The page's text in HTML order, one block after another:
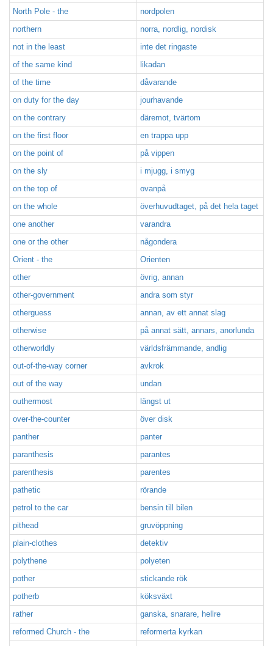
North Pole - the
nordpolen
northern
norra, nordlig, nordisk
not in the least
inte det ringaste
of the same kind
likadan
of the time
dåvarande
on duty for the day
jourhavande
on the contrary
däremot, tvärtom
on the first floor
en trappa upp
on the point of
på vippen
on the sly
i mjugg, i smyg
on the top of
ovanpå
on the whole
överhuvudtaget, på det hela taget
one another
varandra
one or the other
någondera
Orient - the
Orienten
other
övrig, annan
other-government
andra som styr
otherguess
annan, av ett annat slag
otherwise
på annat sätt, annars, anorlunda
otherworldly
världsfrämmande, andlig
out-of-the-way corner
avkrok
out of the way
undan
outhermost
längst ut
over-the-counter
över disk
panther
panter
paranthesis
parantes
parenthesis
parentes
pathetic
rörande
petrol to the car
bensin till bilen
pithead
gruvöppning
plain-clothes
detektiv
polythene
polyeten
pother
stickande rök
potherb
köksväxt
rather
ganska, snarare, hellre
reformed Church - the
reformerta kyrkan